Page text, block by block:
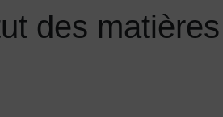
des matières